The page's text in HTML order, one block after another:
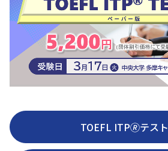
TOEFL ITP🄬テスト